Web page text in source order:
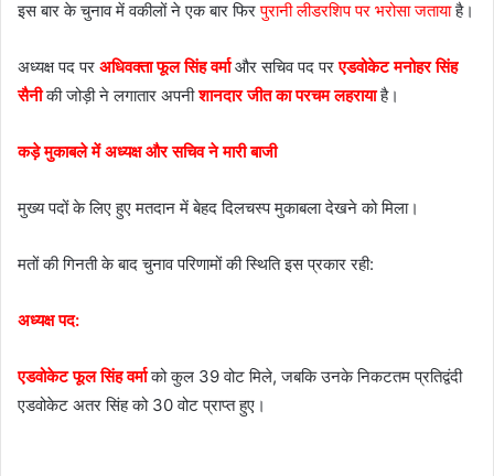
इस बार के चुनाव में वकीलों ने एक बार फिरपुरानी लीडरशिप पर भरोसा जतायाहै।
अध्यक्ष पद पर अधिवक्ता फूल सिंह वर्मा और सचिव पद परएडवोकेट मनोहर सिंह
सैनीकी जोड़ी ने लगातार अपनीशानदार जीत का परचम लहरायाहै।
कड़े मुकाबले में अध्यक्ष और सचिव ने मारी बाजी
मुख्य पदों के लिए हुए मतदान में बेहद दिलचस्प मुकाबला देखने को मिला।
मतों की गिनती के बाद चुनाव परिणामों की स्थिति इस प्रकार रही:
अध्यक्ष पद:
एडवोकेट फूल सिंह वर्मा को कुल 39 वोट मिले, जबकि उनके निकटतम प्रतिद्वंदी
एडवोकेट अतर सिंह को 30 वोट प्राप्त हुए।